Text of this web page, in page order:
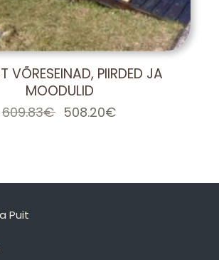
VÕRESEINAD, PIIRDED JA
MOODULID
609.83€ Algne
508.20€